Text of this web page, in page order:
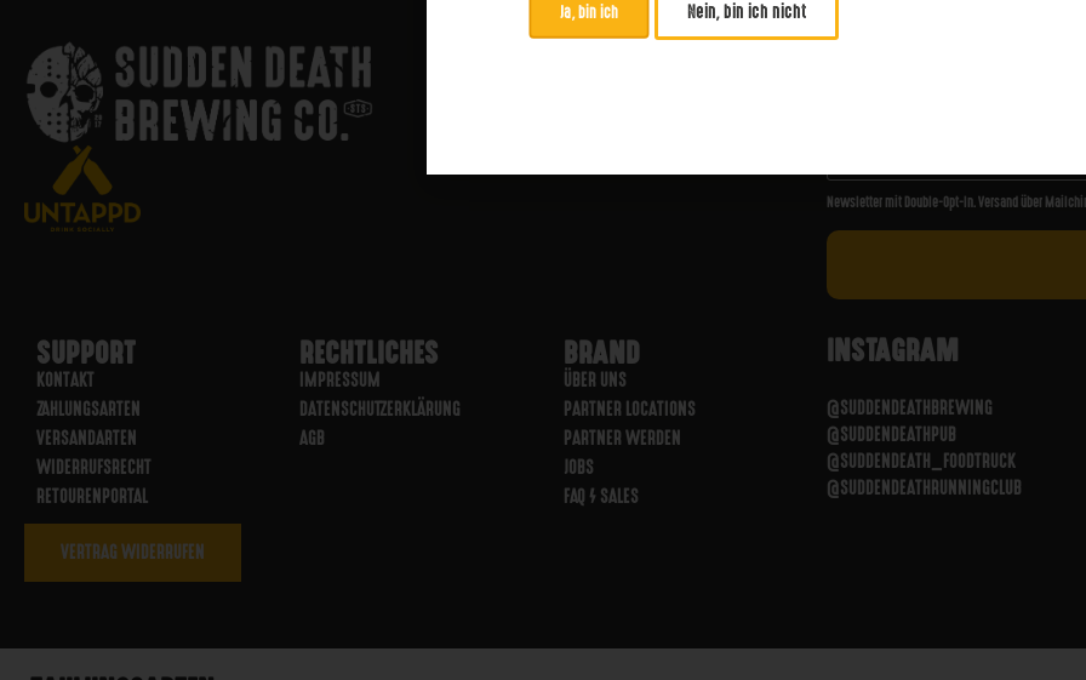
ABONNIERE UNSEREN
Newsletter mit Double-Opt-In. Versand über
SUPPORT
KONTAKT
ZAHLUNGSARTEN
VERSANDARTEN
WIDERRUFSRECHT
RETOURENPORTAL
RECHTLICHES
IMPRESSUM
DATENSCHUTZERKLÄRUNG
AGB
BRAND
ÜBER UNS
PARTNER LOCATIONS
PARTNER WERDEN
JOBS
FAQ / SALES
INSTAGRAM
@SUDDENDEATHBREWING
@SUDDENDEATHPUB
@SUDDENDEATH_FOODTRUCK
@SUDDENDEATHRUNNINGCLUB
VERTRAG WIDERRUFEN
Ja, bin ich Nein, bin ich nicht